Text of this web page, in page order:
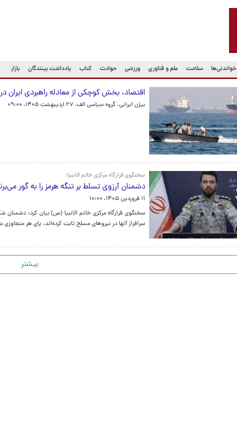
خواندنی‌ها سلامت علم و فناوری ورزشی حوادث کتاب یادداشت بینندگان بازار
اقتصاد، بخش کوچکی از معادله راهبردی ایران
بیژن ایرانی، گروه سیاسی الف، ۲۷ اردیبهشت ۱۴۰۵، ۰۹:۰۰
سخنگوی قرارگاه مرکزی خاتم الانبیا:
دشمنان آرزوی تسلط بر تنگه هرمز را به گور
۱۱ فروردین ۱۴۰۵، ۱۰:۰۰
سخنگوی قرارگاه مرکزی خاتم الانبیا (ص) بیان کرد: دشمنان
سرافراز آنها در نیروهای مسلح ثابت کرده‌اند، پای هر
بیشتر